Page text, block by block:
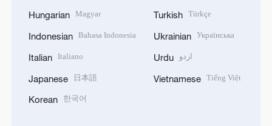
Hungarian Magyar
Indonesian Bahasa Indonesia
Italian Italiano
Japanese 日本語
Korean 한국어
Turkish Türkçe
Ukrainian Українська
Urdu اردو
Vietnamese Tiếng Việt